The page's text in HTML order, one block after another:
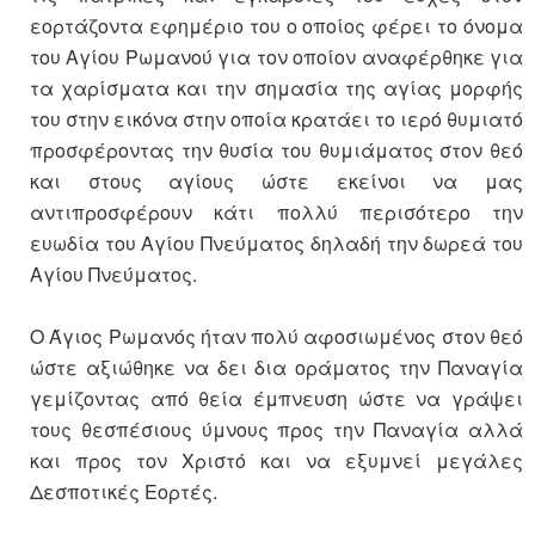
εορτάζοντα εφημέριο του ο οποίος φέρει το όνομα
του Αγίου Ρωμανού για τον οποίον αναφέρθηκε για
τα χαρίσματα και την σημασία της αγίας μορφής
του στην εικόνα στην οποία κρατάει το ιερό θυμιατό
προσφέροντας την θυσία του θυμιάματος στον θεό
και στους αγίους ώστε εκείνοι να μας
αντιπροσφέρουν κάτι πολλύ περισότερο την
ευωδία του Αγίου Πνεύματος δηλαδή την δωρεά του
Αγίου Πνεύματος.
Ο Άγιος Ρωμανός ήταν πολύ αφοσιωμένος στον θεό
ώστε αξιώθηκε να δει δια οράματος την Παναγία
γεμίζοντας από θεία έμπνευση ώστε να γράψει
τους θεσπέσιους ύμνους προς την Παναγία αλλά
και προς τον Χριστό και να εξυμνεί μεγάλες
Δεσποτικές Εορτές.